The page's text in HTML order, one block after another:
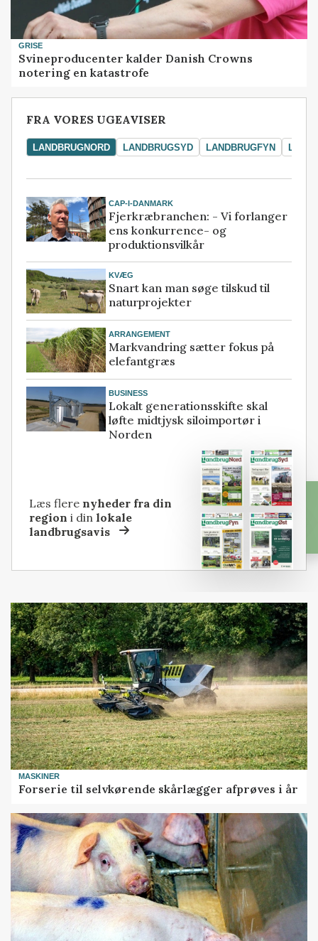
GRISE
Svineproducenter kalder Danish Crowns
notering en katastrofe
FRA VORES UGEAVISER
LANDBRUGNORD LANDBRUGSYD LANDBRUGFYN
CAP-I-DANMARK
Fjerkræbranchen: - Vi forlanger
ens konkurrence- og
produktionsvilkår
KVÆG
Snart kan man søge tilskud til
naturprojekter
ARRANGEMENT
Markvandring sætter fokus på
elefantgræs
BUSINESS
Lokalt generationsskifte skal
løfte midtjysk siloimportør i
Norden
Læs flere nyheder fra din
region i dinlokale
landbrugsavis
MASKINER
Forserie til selvkørende skårlægger afprøves i år